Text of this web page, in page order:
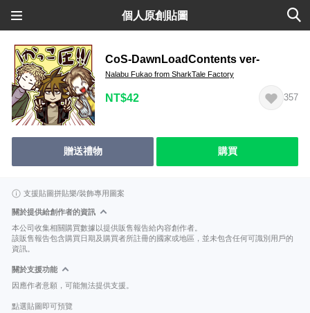
個人原創貼圖
CoS-DawnLoadContents ver-
Nalabu Fukao from SharkTale Factory
NT$42 357
贈送禮物 購買
支援貼圖拼貼樂/裝飾專用圖案
關於提供給創作者的資訊
本公司收集相關購買數據以提供販售報告給內容創作者。
該販售報告包含購買日期及購買者所註冊的國家或地區，並未包含任何可識別用戶的
資訊。
關於支援功能
因應作者意願，可能無法提供支援。
點選貼圖即可預覽